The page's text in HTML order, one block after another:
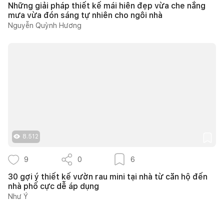
Những giải pháp thiết kế mái hiên đẹp vừa che nắng
mưa vừa đón sáng tự nhiên cho ngôi nhà
Nguyễn Quỳnh Hương
8.512
9 0 6
30 gợi ý thiết kế vườn rau mini tại nhà từ căn hộ đến
nhà phố cực dễ áp dụng
Như Ý